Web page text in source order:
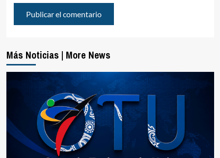
Más Noticias | More News